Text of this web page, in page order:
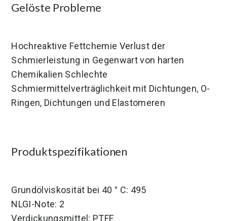
Gelöste Probleme
Hochreaktive Fettchemie Verlust der
Schmierleistung in Gegenwart von harten
Chemikalien Schlechte
Schmiermittelverträglichkeit mit Dichtungen, O-
Ringen, Dichtungen und Elastomeren
Produktspezifikationen
Grundölviskosität bei 40 ° C: 495
NLGI-Note: 2
Verdickungsmittel: PTFE